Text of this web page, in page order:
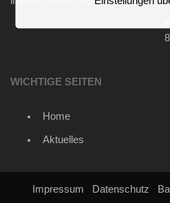
WICHTIGE SEITEN
Home
Aktuelles
Impressum Datenschutz